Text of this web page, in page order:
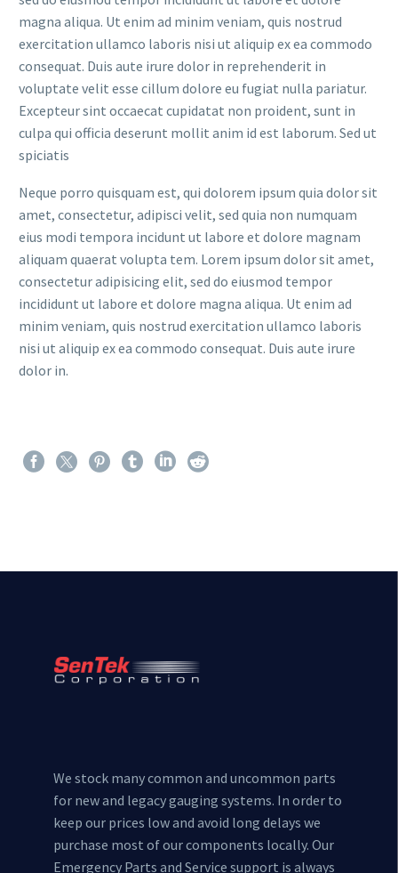
magna aliqua. Ut enim ad minim veniam, quis nostrud
exercitation ullamco laboris nisi ut aliquip ex ea commodo
consequat. Duis aute irure dolor in reprehenderit in
voluptate velit esse cillum dolore eu fugiat nulla pariatur.
Excepteur sint occaecat cupidatat non proident, sunt in
culpa qui officia deserunt mollit anim id est laborum. Sed ut
spiciatis
Neque porro quisquam est, qui dolorem ipsum quia dolor sit
amet, consectetur, adipisci velit, sed quia non numquam
eius modi tempora incidunt ut labore et dolore magnam
aliquam quaerat volupta tem. Lorem ipsum dolor sit amet,
consectetur adipisicing elit, sed do eiusmod tempor
incididunt ut labore et dolore magna aliqua. Ut enim ad
minim veniam, quis nostrud exercitation ullamco laboris
nisi ut aliquip ex ea commodo consequat. Duis aute irure
dolor in.
We stock many common and uncommon parts
for new and legacy gauging systems. In order to
keep our prices low and avoid long delays we
purchase most of our components locally. Our
Emergency Parts and Service support is always